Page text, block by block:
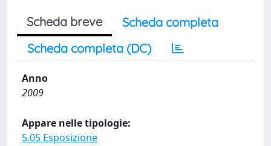
Scheda breve
Scheda completa
Scheda completa (DC)
Anno
2009
Appare nelle tipologie:
5.05 Esposizione